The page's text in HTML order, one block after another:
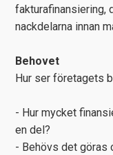
fakturafinansiering,
nackdelarna innan
Behovet
Hur ser företagets
- Hur mycket
en del?
- Behövs det göras